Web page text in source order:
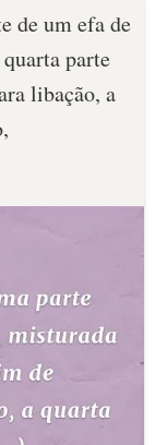
de um efa de
parte
libação, a